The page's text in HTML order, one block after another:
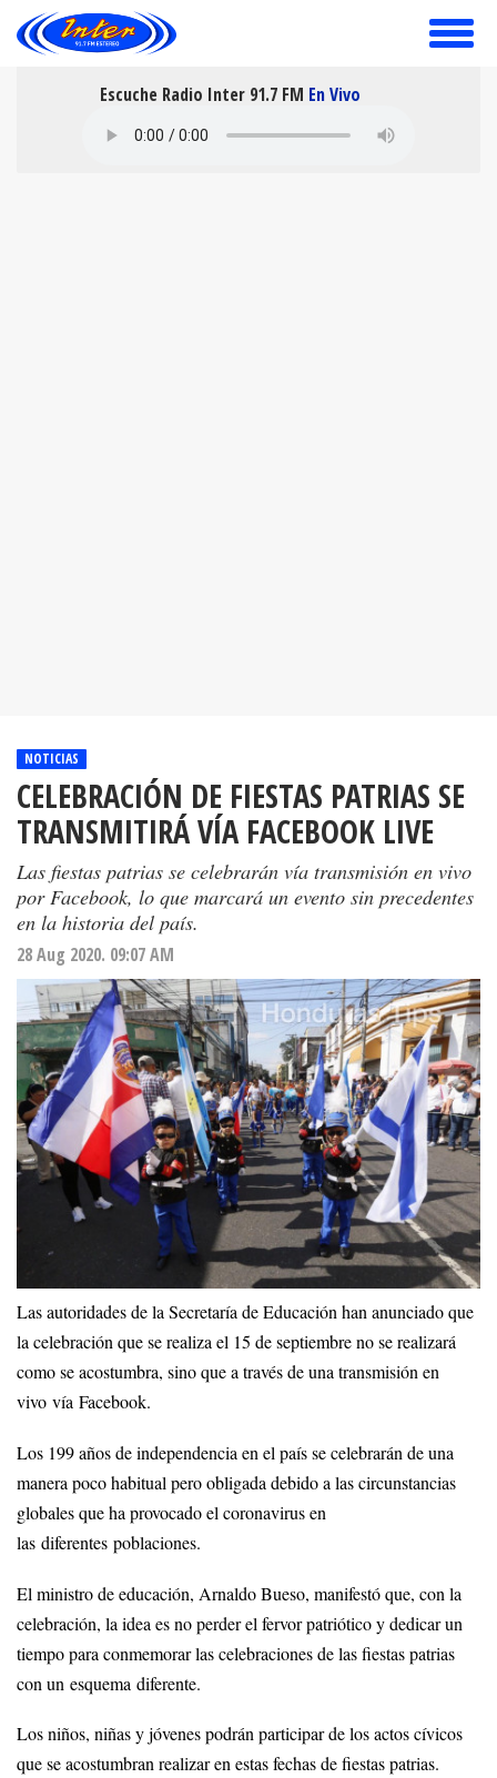
toggle
Escuche Radio Inter 91.7 FM En Vivo
NOTICIAS
CELEBRACIÓN DE FIESTAS PATRIAS SE
TRANSMITIRÁ VÍA FACEBOOK LIVE
Las fiestas patrias se celebrarán vía transmisión en vivo
por Facebook, lo que marcará un evento sin precedentes
en la historia del país.
28 Aug 2020. 09:07 AM
Las autoridades de la Secretaría de Educación han anunciado que
la celebración que se realiza el 15 de septiembre no se realizará
como se acostumbra, sino que a través de una transmisión en
vivo vía Facebook.
Los 199 años de independencia en el país se celebrarán de una
manera poco habitual pero obligada debido a las circunstancias
globales que ha provocado el coronavirus en
las diferentes poblaciones.
El ministro de educación, Arnaldo Bueso, manifestó que, con la
celebración, la idea es no perder el fervor patriótico y dedicar un
tiempo para conmemorar las celebraciones de las fiestas patrias
con un esquema diferente.
Los niños, niñas y jóvenes podrán participar de los actos cívicos
que se acostumbran realizar en estas fechas de fiestas patrias.